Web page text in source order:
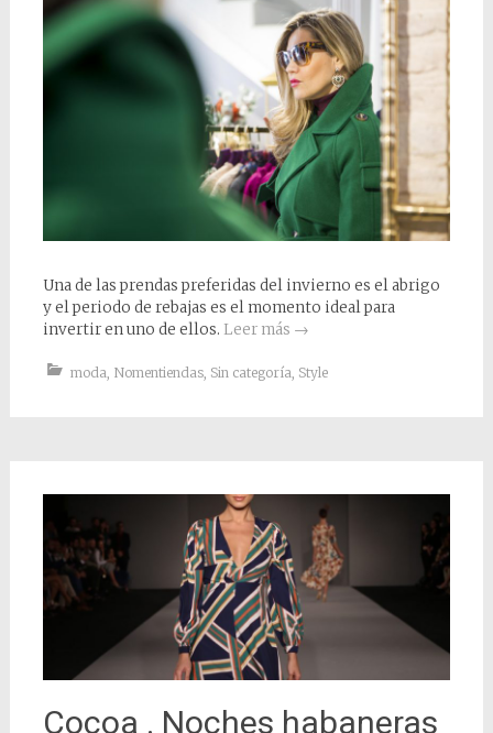
Una de las prendas preferidas del invierno es el abrigo
y el periodo de rebajas es el momento ideal para
invertir en uno de ellos. Leer más →
moda, Nomentiendas, Sin categoría, Style
Cocoa . Noches habaneras